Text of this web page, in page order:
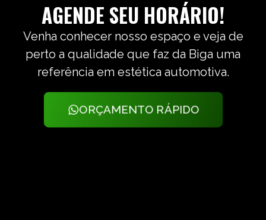
AGENDE SEU HORÁRIO!
Venha conhecer nosso espaço e veja de
perto a qualidade que faz da Biga uma
referência em estética automotiva.
ORÇAMENTO RÁPIDO